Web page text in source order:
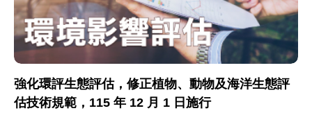
強化環評生態評估，修正植物、動物及海洋生態評
估技術規範，115 年 12 月 1 日施行